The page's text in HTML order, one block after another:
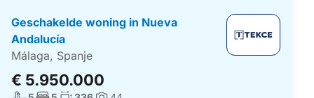
Geschakelde woning in Nueva
Andalucía
Málaga, Spanje
€ 5.950.000